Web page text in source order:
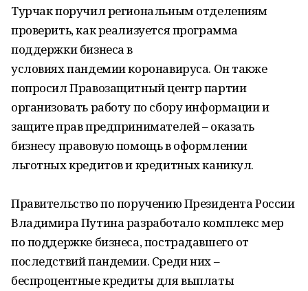
Турчак поручил региональным отделениям
проверить, как реализуется программа
поддержки бизнеса в
условиях пандемии коронавируса. Он также
попросил Правозащитный центр партии
организовать работу по сбору информации и
защите прав предпринимателей – оказать
бизнесу правовую помощь в оформлении
льготных кредитов и кредитных каникул.
Правительство по поручению Президента России
Владимира Путина разработало комплекс мер
по поддержке бизнеса, пострадавшего от
последствий пандемии. Среди них –
беспроцентные кредиты для выплаты